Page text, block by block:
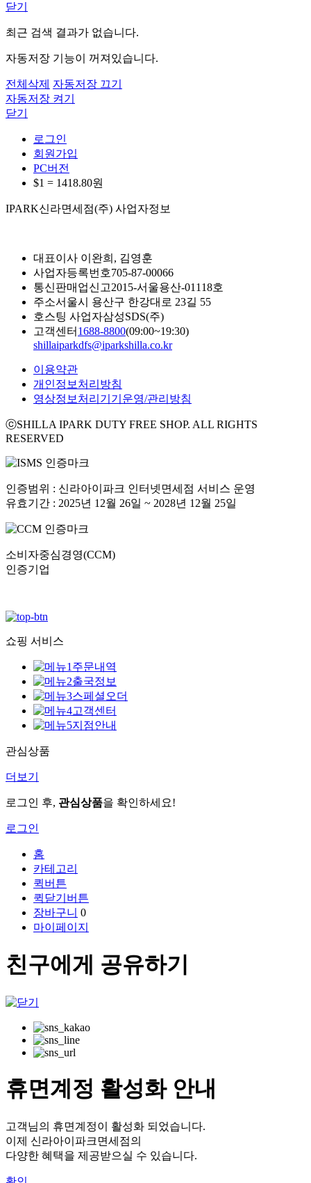
닫기
최근 검색 결과가 없습니다.
자동저장 기능이 꺼져있습니다.
전체삭제 자동저장 끄기
자동저장 켜기
닫기
로그인
회원가입
PC버전
$1 = 1418.80원
IPARK신라면세점(주) 사업자정보
대표이사 이완희, 김영훈
사업자등록번호705-87-00066
통신판매업신고2015-서울용산-01118호
주소서울시 용산구 한강대로 23길 55
호스팅 사업자삼성SDS(주)
고객센터 1688-8800(09:00~19:30)
shillaiparkdfs@iparkshilla.co.kr
이용약관
개인정보처리방침
영상정보처리기기운영/관리방침
ⓒSHILLA IPARK DUTY FREE SHOP. ALL RIGHTS
RESERVED
인증범위 : 신라아이파크 인터넷면세점 서비스 운영
유효기간 : 2025년 12월 26일 ~ 2028년 12월 25일
소비자중심경영(CCM)
인증기업
쇼핑 서비스
주문내역
출국정보
스페셜오더
고객센터
지점안내
관심상품
더보기
로그인 후, 관심상품을 확인하세요!
로그인
홈
카테고리
퀵버튼
퀵닫기버튼
장바구니 0
마이페이지
친구에게 공유하기
휴면계정 활성화 안내
고객님의 휴면계정이 활성화 되었습니다.
이제 신라아이파크면세점의
다양한 혜택을 제공받으실 수 있습니다.